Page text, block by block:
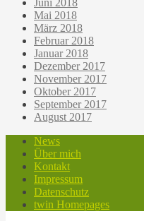
Mai 2018
März 2018
Februar 2018
Januar 2018
Dezember 2017
November 2017
Oktober 2017
September 2017
August 2017
News
Über mich
Kontakt
Impressum
Datenschutz
twin Homepages